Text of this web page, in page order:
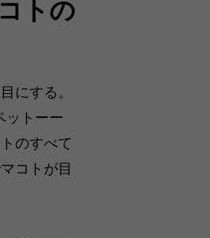
トの
にする。
ットーー
のすべて
コトが目